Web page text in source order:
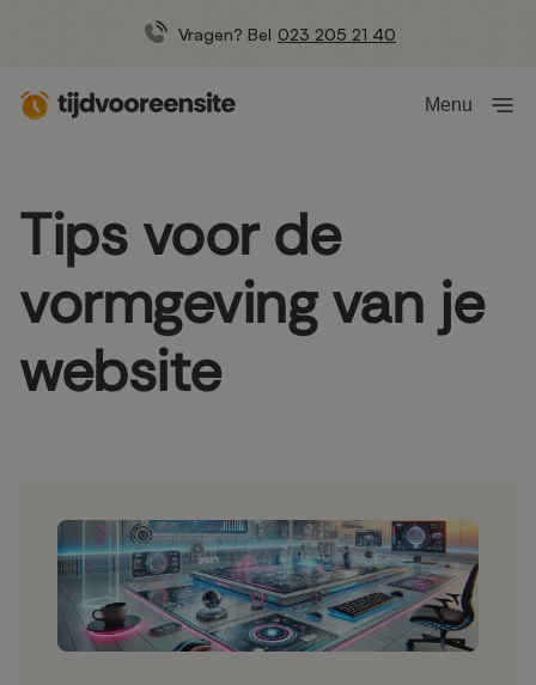
Vragen? Bel 023 205 21 40
Menu
Tips voor de
vormgeving van je
website